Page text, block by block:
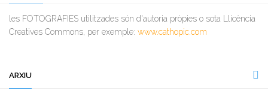
les FOTOGRAFIES utilitzades són d'autoria pròpies o sota Llicència
Creatives Commons, per exemple: www.cathopic.com
ARXIU